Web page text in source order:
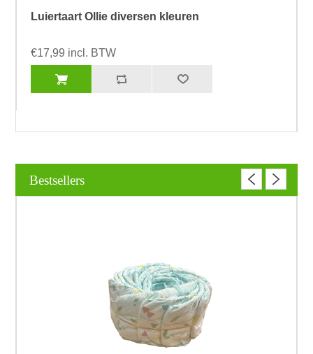
Luiertaart Ollie diversen kleuren
€17,99 incl. BTW
Bestsellers